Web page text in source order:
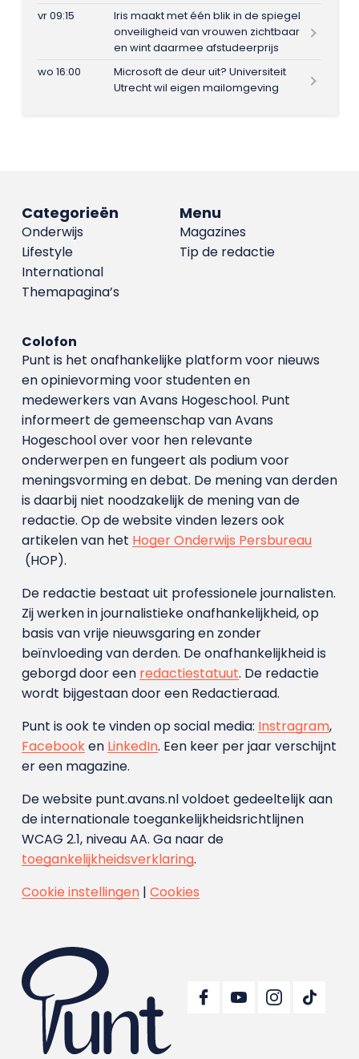
vr 09:15
Iris maakt met één blik in de spiegel
onveiligheid van vrouwen zichtbaar
en wint daarmee afstudeerprijs
wo 16:00
Microsoft de deur uit? Universiteit
Utrecht wil eigen mailomgeving
Menu
Magazines
Tip de redactie
Categorieën
Onderwijs
Lifestyle
International
Themapagina’s
Colofon
Punt is het onafhankelijke platform voor nieuws
en opinievorming voor studenten en
medewerkers van Avans Hoge­school. Punt
informeert de gemeenschap van Avans
Hogeschool over voor hen relevante
onderwerpen en fungeert als podium voor
meningsvorming en debat. De mening van derden
is daarbij niet noodzakelijk de mening van de
redactie. Op de website vinden lezers ook
artikelen van het Hoger Onderwijs Persbureau
(HOP).
De redactie bestaat uit professionele journalisten.
Zij werken in journalistieke onafhankelijkheid, op
basis van vrije nieuwsgaring en zonder
beïnvloeding van derden. De onafhankelijkheid is
geborgd door een redactiestatuut. De redactie
wordt bijgestaan door een Redactieraad.
Punt is ook te vinden op social media: Instragram,
Facebooken LinkedIn. Een keer per jaar verschijnt
er een magazine.
De website punt.avans.nl voldoet gedeeltelijk aan
de internationale toegankelijkheidsrichtlijnen
WCAG 2.1, niveau AA. Ga naar de
toegankelijkheidsverklaring.
Cookie instellingen| Cookies